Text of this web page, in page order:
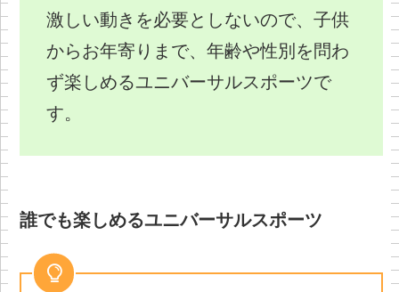
激しい動きを必要としないので、子供
からお年寄りまで、年齢や性別を問わ
ず楽しめるユニバーサルスポーツで
す。
誰でも楽しめるユニバーサルスポーツ